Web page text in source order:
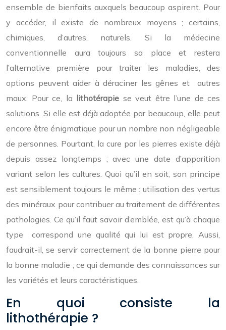
ensemble de bienfaits auxquels beaucoup aspirent. Pour
y accéder, il existe de nombreux moyens ; certains,
chimiques, d’autres, naturels. Si la médecine
conventionnelle aura toujours sa place et restera
l’alternative première pour traiter les maladies, des
options peuvent aider à déraciner les gênes et autres
maux. Pour ce, la lithotérapie se veut être l’une de ces
solutions. Si elle est déjà adoptée par beaucoup, elle peut
encore être énigmatique pour un nombre non négligeable
de personnes. Pourtant, la cure par les pierres existe déjà
depuis assez longtemps ; avec une date d’apparition
variant selon les cultures. Quoi qu’il en soit, son principe
est sensiblement toujours le même : utilisation des vertus
des minéraux pour contribuer au traitement de différentes
pathologies. Ce qu’il faut savoir d’emblée, est qu’à chaque
type correspond une qualité qui lui est propre. Aussi,
faudrait-il, se servir correctement de la bonne pierre pour
la bonne maladie ; ce qui demande des connaissances sur
les variétés et leurs caractéristiques.
En quoi consiste la
lithothérapie ?